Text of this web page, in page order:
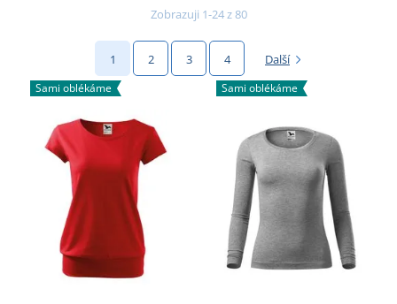
Zobrazuji 1-24 z 80
1 2 3 4 Další
Sami oblékáme Sami oblékáme